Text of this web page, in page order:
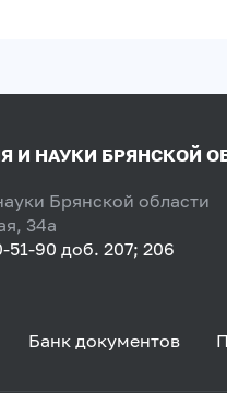
И НАУКИ БРЯНСКОЙ
Брянской области
34а
51-90 доб. 207; 206
Банк документов